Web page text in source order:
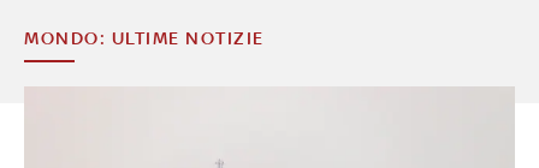
MONDO: ULTIME NOTIZIE